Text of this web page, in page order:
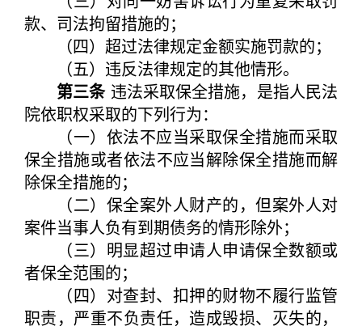
款、司法拘留措施的；
（四）超过法律规定金额实施罚款的；
（五）违反法律规定的其他情形。
第三条违法采取保全措施，是指人民法
院依职权采取的下列行为：
（一）依法不应当采取保全措施而采取
保全措施或者依法不应当解除保全措施而解
除保全措施的；
（二）保全案外人财产的，但案外人对
案件当事人负有到期债务的情形除外；
（三）明显超过申请人申请保全数额或
者保全范围的；
（四）对查封、扣押的财物不履行监管
职责，严重不负责任，造成毁损、灭失的，